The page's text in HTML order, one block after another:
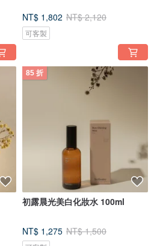
NT$ 1,802 NT$ 2,120
可客製
85 折
初露晨光美白化妝水 100ml
NT$ 1,275 NT$ 1,500